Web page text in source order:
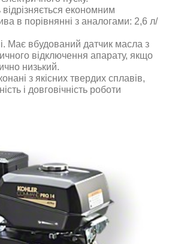
економним
в порівнянні з аналогами: 2,6 л/
Має вбудований датчик масла з
відключення апарату, якщо
низький.
з якісних твердих сплавів,
і довговічність роботи